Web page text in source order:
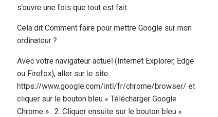
s’ouvre une fois que tout est fait.
Cela dit Comment faire pour mettre Google sur mon
ordinateur ?
Avec votre navigateur actuel (Internet Explorer, Edge
ou Firefox), aller sur le site
https://www.google.com/intl/fr/chrome/browser/ et
cliquer sur le bouton bleu « Télécharger Google
Chrome » . 2. Cliquer ensuite sur le bouton bleu «